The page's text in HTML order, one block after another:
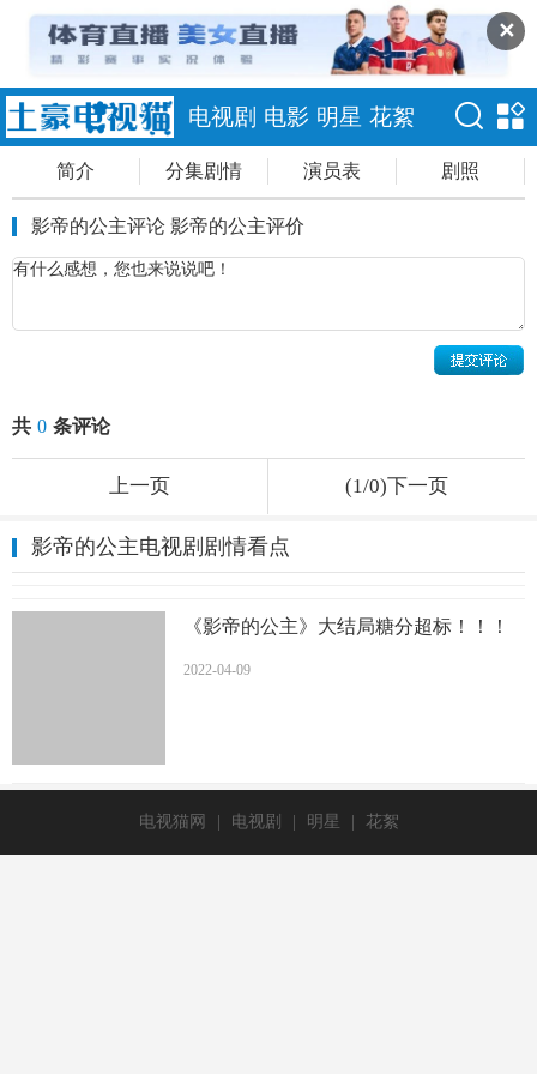
✕
电视剧 电影 明星 花絮
简介 分集剧情 演员表 剧照
影帝的公主评论 影帝的公主评价
共 0 条评论
上一页 (1/0)下一页
影帝的公主电视剧剧情看点
《影帝的公主》大结局糖分超标！！！
2022-04-09
电视猫网 电视剧 明星 花絮